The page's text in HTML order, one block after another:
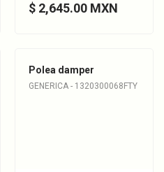
$ 2,645.00 MXN
Polea damper
GENERICA - 1320300068FTY